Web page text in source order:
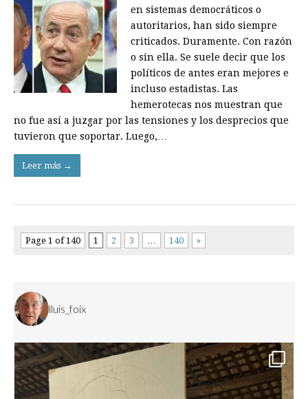
en sistemas democráticos o
autoritarios, han sido siempre
criticados. Duramente. Con razón
o sin ella. Se suele decir que los
políticos de antes eran mejores e
incluso estadistas. Las
hemerotecas nos muestran que
no fue así a juzgar por las tensiones y los desprecios que
tuvieron que soportar. Luego,…
Leer más →
Page 1 of 140 1 2 3 140 »
lluis_foix